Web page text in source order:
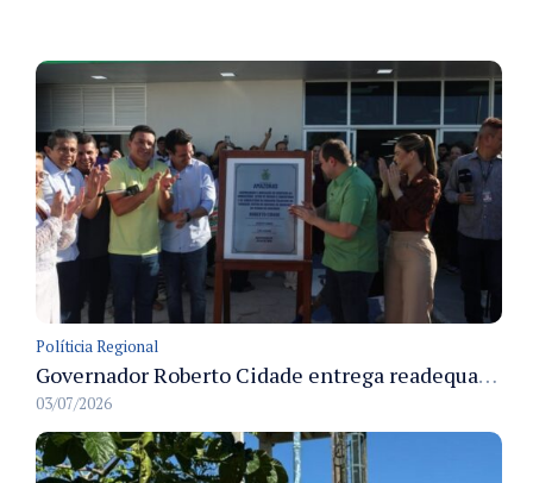
Políticia Regional
Governador Roberto Cidade entrega readequação do ambulatório da FCecon e amplia capacidade de atendimento oncológico em Manaus
03/07/2026